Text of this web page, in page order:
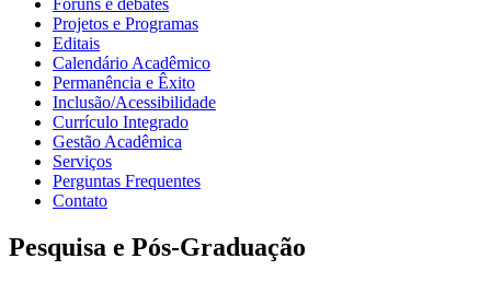
Fóruns e debates
Projetos e Programas
Editais
Calendário Acadêmico
Permanência e Êxito
Inclusão/Acessibilidade
Currículo Integrado
Gestão Acadêmica
Serviços
Perguntas Frequentes
Contato
Pesquisa e Pós-Graduação